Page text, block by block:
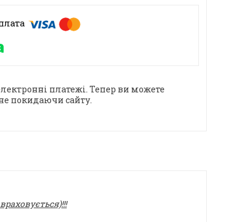
платежі. Тепер ви можете
покидаючи сайту.